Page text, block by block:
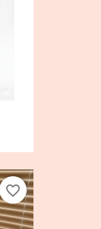
favorite_border